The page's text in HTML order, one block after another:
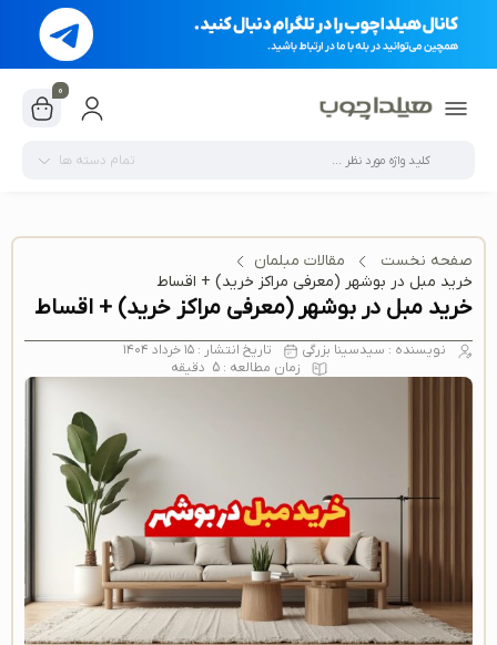
0
تمام دسته ها
صفحه نخست
مقالات مبلمان
خرید مبل در بوشهر (معرفی مراکز خرید) + اقساط
خرید مبل در بوشهر (معرفی مراکز خرید) + اقساط
زمان مطالعه :5 دقیقه
تاریخ انتشار : ۱۵ خرداد ۱۴۰۴ نویسنده : سیدسینا بزرگی